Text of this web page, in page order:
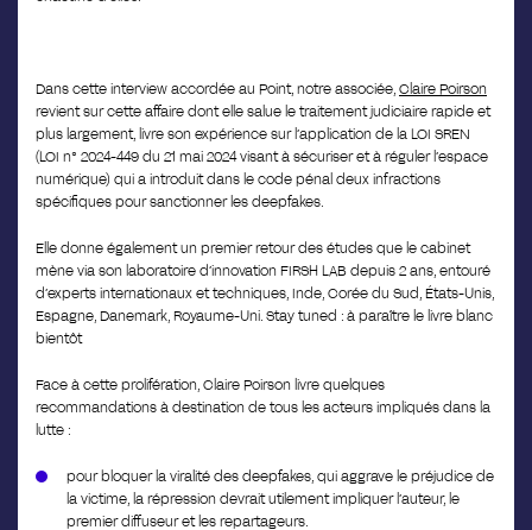
Dans cette interview accordée au Point, notre associée, Claire Poirson
revient sur cette affaire dont elle salue le traitement judiciaire rapide et
plus largement, livre son expérience sur l’application de la LOI SREN
(LOI n° 2024-449 du 21 mai 2024 visant à sécuriser et à réguler l’espace
numérique) qui a introduit dans le code pénal deux infractions
spécifiques pour sanctionner les deepfakes.
Elle donne également un premier retour des études que le cabinet
mène via son laboratoire d’innovation FIRSH LAB depuis 2 ans, entouré
d’experts internationaux et techniques, Inde, Corée du Sud, États-Unis,
Espagne, Danemark, Royaume-Uni. Stay tuned : à paraître le livre blanc
bientôt
Face à cette prolifération, Claire Poirson livre quelques
recommandations à destination de tous les acteurs impliqués dans la
lutte :
pour bloquer la viralité des deepfakes, qui aggrave le préjudice de
la victime, la répression devrait utilement impliquer l’auteur, le
premier diffuseur et les repartageurs.